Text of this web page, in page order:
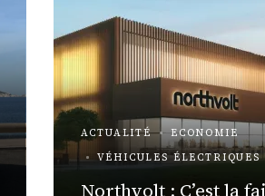
ACTUALITÉ
ECONOMIE
VÉHICULES
Northvolt : C’est la